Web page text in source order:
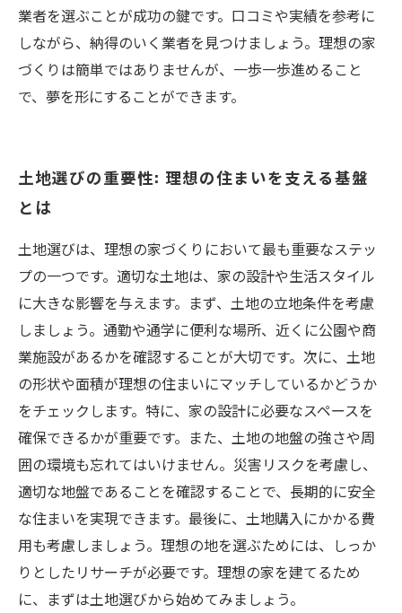
業者を選ぶことが成功の鍵です。口コミや実績を参考に
しながら、納得のいく業者を見つけましょう。理想の家
づくりは簡単ではありませんが、一歩一歩進めること
で、夢を形にすることができます。
土地選びの重要性: 理想の住まいを支える基盤
とは
土地選びは、理想の家づくりにおいて最も重要なステッ
プの一つです。適切な土地は、家の設計や生活スタイル
に大きな影響を与えます。まず、土地の立地条件を考慮
しましょう。通勤や通学に便利な場所、近くに公園や商
業施設があるかを確認することが大切です。次に、土地
の形状や面積が理想の住まいにマッチしているかどうか
をチェックします。特に、家の設計に必要なスペースを
確保できるかが重要です。また、土地の地盤の強さや周
囲の環境も忘れてはいけません。災害リスクを考慮し、
適切な地盤であることを確認することで、長期的に安全
な住まいを実現できます。最後に、土地購入にかかる費
用も考慮しましょう。理想の地を選ぶためには、しっか
りとしたリサーチが必要です。理想の家を建てるため
に、まずは土地選びから始めてみましょう。